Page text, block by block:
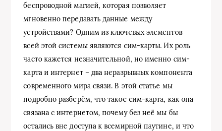
беспроводной магией, которая позволяет
мгновенно передавать данные между
устройствами? Одним из ключевых элементов
всей этой системы являются сим-карты. Их роль
часто кажется незначительной, но именно сим-
карта и интернет – два неразрывных компонента
современного мира связи. В этой статье мы
подробно разберём, что такое сим-карта, как она
связана с интернетом, почему без неё мы бы
остались вне доступа к всемирной паутине, и что